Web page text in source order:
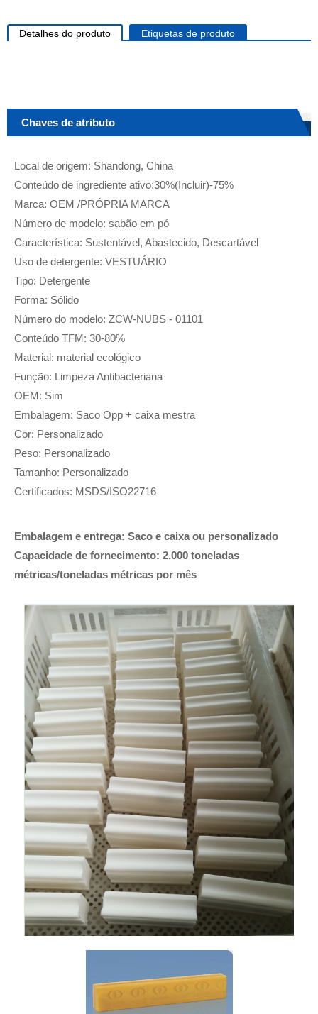
Detalhes do produto Etiquetas de produto
Chaves de atributo
Local de origem: Shandong, China
Conteúdo de ingrediente ativo:30%(Incluir)-75%
Marca: OEM /PRÓPRIA MARCA
Número de modelo: sabão em pó
Característica: Sustentável, Abastecido, Descartável
Uso de detergente: VESTUÁRIO
Tipo: Detergente
Forma: Sólido
Número do modelo: ZCW-NUBS - 01101
Conteúdo TFM: 30-80%
Material: material ecológico
Função: Limpeza Antibacteriana
OEM: Sim
Embalagem: Saco Opp + caixa mestra
Cor: Personalizado
Peso: Personalizado
Tamanho: Personalizado
Certificados: MSDS/ISO22716
Embalagem e entrega: Saco e caixa ou personalizado
Capacidade de fornecimento: 2.000 toneladas
métricas/toneladas métricas por mês